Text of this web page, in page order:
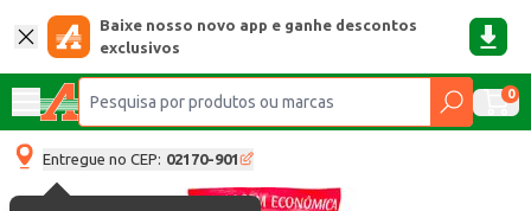
Baixe nosso novo app e ganhe descontos
exclusivos
0
Entregue no CEP: 02170-901